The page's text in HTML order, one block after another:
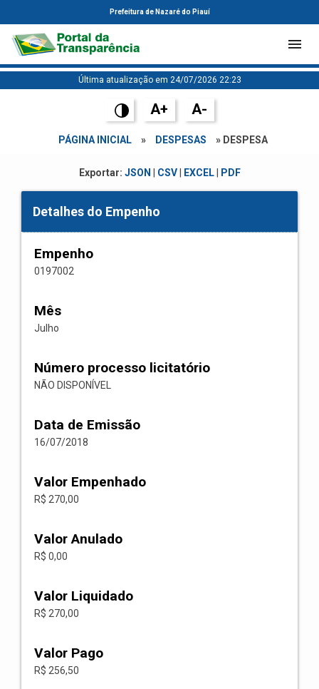
Prefeitura de Nazaré do Piauí
Última atualização em 24/07/2026 22:23
A+ A-
PÁGINA INICIAL » DESPESAS » DESPESA
Exportar: JSON CSV| EXCEL| PDF
Detalhes do Empenho
Empenho
0197002
Mês
Julho
Número processo licitatório
NÃO DISPONÍVEL
Data de Emissão
16/07/2018
Valor Empenhado
R$ 270,00
Valor Anulado
R$ 0,00
Valor Liquidado
R$ 270,00
Valor Pago
R$ 256,50